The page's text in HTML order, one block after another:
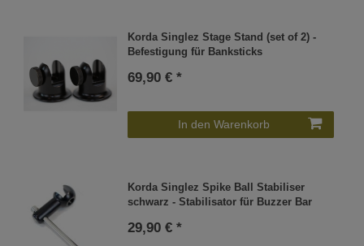
Korda Singlez Stage Stand (set of 2) -
Befestigung für Banksticks
69,90 € *
In den Warenkorb
Korda Singlez Spike Ball Stabiliser
schwarz - Stabilisator für Buzzer Bar
29,90 € *